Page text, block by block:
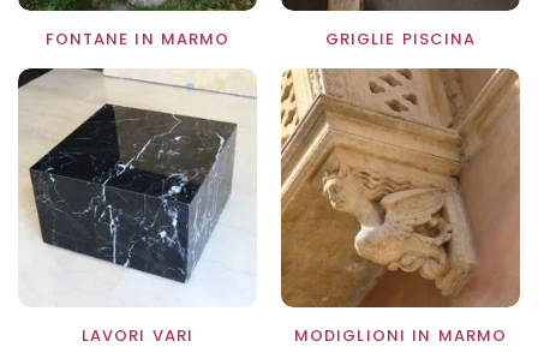
FONTANE IN MARMO GRIGLIE PISCINA
LAVORI VARI MODIGLIONI IN MARMO